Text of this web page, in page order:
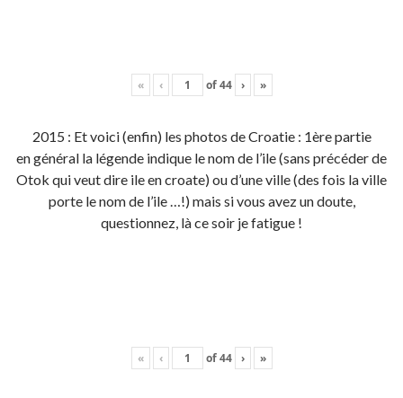
« ‹ of44 › »
2015 : Et voici (enfin) les photos de Croatie : 1ère partie
en général la légende indique le nom de l’ile (sans précéder de
Otok qui veut dire ile en croate) ou d’une ville (des fois la ville
porte le nom de l’ile …!) mais si vous avez un doute,
questionnez, là ce soir je fatigue !
« ‹ of44 › »